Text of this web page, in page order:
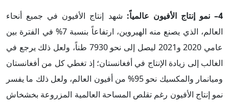
4– نمو إنتاج الأفيون عالمياً:
شهد إنتاج الأفيون في جميع أنحاء
العالم، الذي يصنع منه الهيروين، ارتفاعاً بنسبة 7% في الفترة بين
عامي 2020 و2021 ليصل إلى نحو 7930 طناً، ولعل ذلك يرجع في
الغالب إلى زيادة الإنتاج في أفغانستان؛ إذ تغطي كل من أفغانستان
وميانمار والمكسيك نحو 95% من أفيون العالم، ولعل ذلك ما يفسر
نمو إنتاج الأفيون رغم تقلص المساحة العالمية المزروعة بخشخاش